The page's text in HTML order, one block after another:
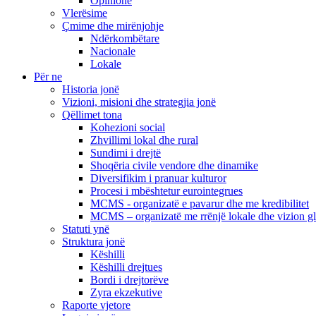
Vlerësime
Çmime dhe mirënjohje
Ndërkombëtare
Nacionale
Lokale
Për ne
Historia jonë
Vizioni, misioni dhe strategjia jonë
Qëllimet tona
Kohezioni social
Zhvillimi lokal dhe rural
Sundimi i drejtë
Shoqëria civile vendore dhe dinamike
Diversifikim i pranuar kulturor
Procesi i mbështetur eurointegrues
MCMS - organizatë e pavarur dhe me kredibilitet
MCMS – organizatë me rrënjë lokale dhe vizion
Statuti ynë
Struktura jonë
Këshilli
Këshilli drejtues
Bordi i drejtorëve
Zyra ekzekutive
Raporte vjetore